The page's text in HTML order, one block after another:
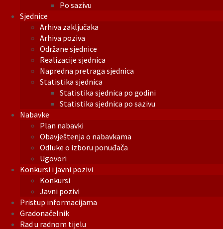
Po sazivu
Sjednice
Arhiva zaključaka
Arhiva poziva
Održane sjednice
Realizacije sjednica
Napredna pretraga sjednica
Statistika sjednica
Statistika sjednica po godini
Statistika sjednica po sazivu
Nabavke
Plan nabavki
Obavještenja o nabavkama
Odluke o izboru ponuđača
Ugovori
Konkursi i javni pozivi
Konkursi
Javni pozivi
Pristup informacijama
Gradonačelnik
Rad u radnom tijelu